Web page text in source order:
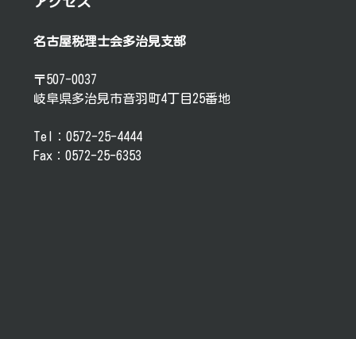
名古屋税理士会多治見支部
〒507-0037
岐阜県多治見市音羽町4丁目25番地
Tel：0572-25-4444
Fax：0572-25-6353